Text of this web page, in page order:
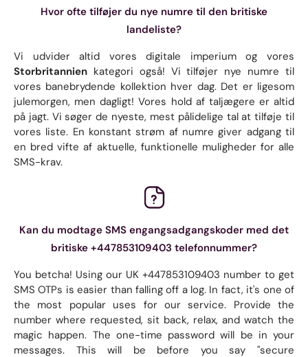
Hvor ofte tilføjer du nye numre til den britiske
landeliste?
Vi udvider altid vores digitale imperium og vores
Storbritannien kategori også! Vi tilføjer nye numre til
vores banebrydende kollektion hver dag. Det er ligesom
julemorgen, men dagligt! Vores hold af taljægere er altid
på jagt. Vi søger de nyeste, mest pålidelige tal at tilføje til
vores liste. En konstant strøm af numre giver adgang til
en bred vifte af aktuelle, funktionelle muligheder for alle
SMS-krav.
Kan du modtage SMS engangsadgangskoder med det
britiske +447853109403 telefonnummer?
You betcha! Using our UK +447853109403 number to get
SMS OTPs is easier than falling off a log. In fact, it's one of
the most popular uses for our service. Provide the
number where requested, sit back, relax, and watch the
magic happen. The one-time password will be in your
messages. This will be before you say "secure